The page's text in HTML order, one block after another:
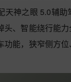
天神之眼 5.0辅
头、智能绕行能
功能，狭窄侧方